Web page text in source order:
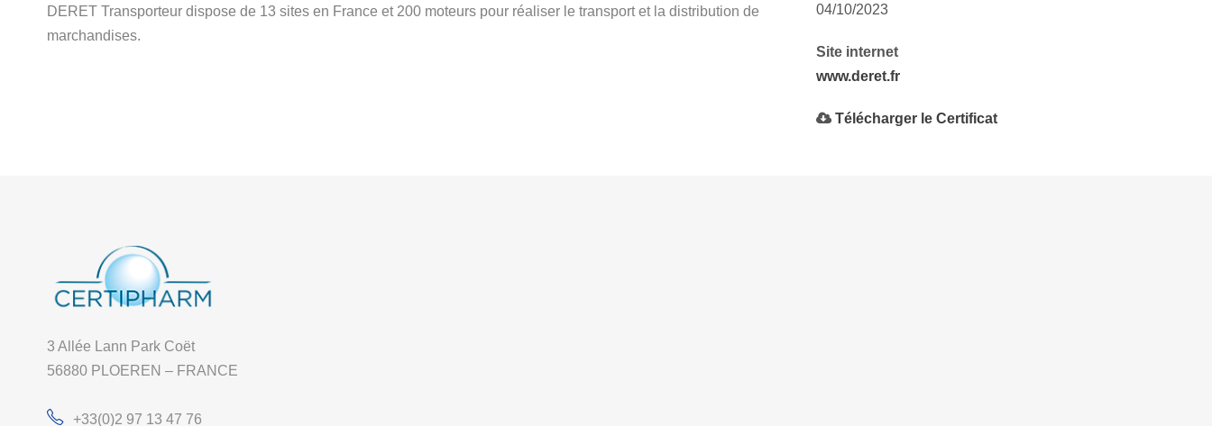
DERET Transporteur dispose de 13 sites en France et 200 moteurs pour réaliser le transport et la distribution de
marchandises.
04/10/2023
Site internet
www.deret.fr
Télécharger le Certificat
3 Allée Lann Park Coët
56880 PLOEREN – FRANCE
+33(0)2 97 13 47 76